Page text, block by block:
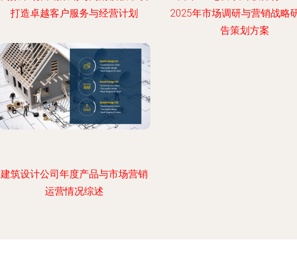
打造卓越客户服务与经营计划
2025年市场调研与营销战略
告策划方案
建筑设计公司年度产品与市场营销
运营情况综述